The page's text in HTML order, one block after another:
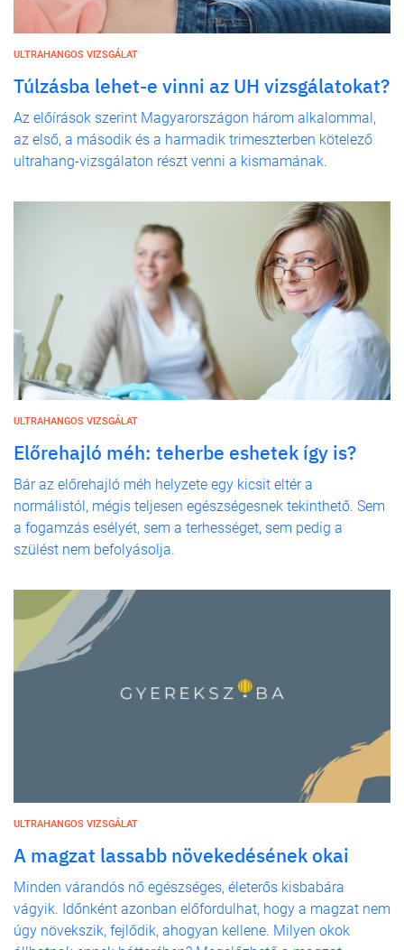
ULTRAHANGOS VIZSGÁLAT
Túlzásba lehet-e vinni az UH vizsgálatokat?
Az előírások szerint Magyarországon három alkalommal,
az első, a második és a harmadik trimeszterben kötelező
ultrahang-vizsgálaton részt venni a kismamának.
ULTRAHANGOS VIZSGÁLAT
Előrehajló méh: teherbe eshetek így is?
Bár az előrehajló méh helyzete egy kicsit eltér a
normálistól, mégis teljesen egészségesnek tekinthető. Sem
a fogamzás esélyét, sem a terhességet, sem pedig a
szülést nem befolyásolja.
ULTRAHANGOS VIZSGÁLAT
A magzat lassabb növekedésének okai
Minden várandós nő egészséges, életerős kisbabára
vágyik. Időnként azonban előfordulhat, hogy a magzat nem
úgy növekszik, fejlődik, ahogyan kellene. Milyen okok